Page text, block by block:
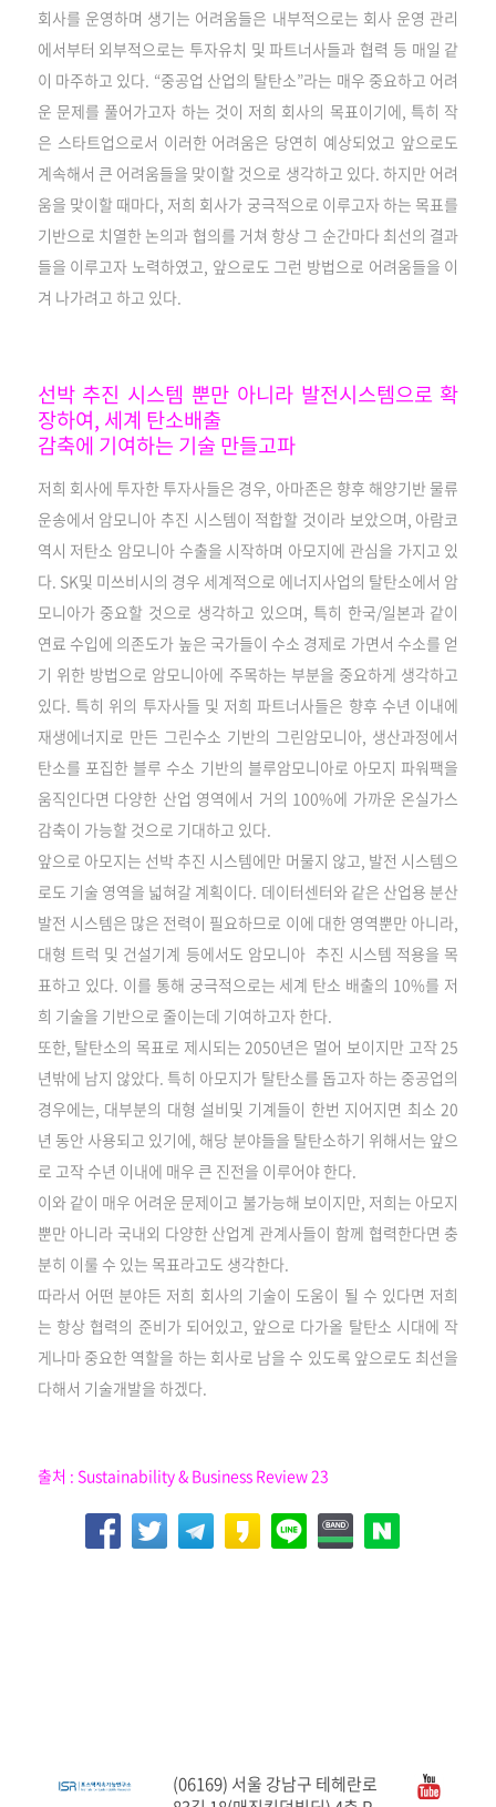
회사를 운영하며 생기는 어려움들은 내부적으로는 회사 운영 관리
에서부터 외부적으로는 투자유치 및 파트너사들과 협력 등 매일 같
이 마주하고 있다. “중공업 산업의 탈탄소”라는 매우 중요하고 어려
운 문제를 풀어가고자 하는 것이 저희 회사의 목표이기에, 특히 작
은 스타트업으로서 이러한 어려움은 당연히 예상되었고 앞으로도
계속해서 큰 어려움들을 맞이할 것으로 생각하고 있다. 하지만 어려
움을 맞이할 때마다, 저희 회사가 궁극적으로 이루고자 하는 목표를
기반으로 치열한 논의과 협의를 거쳐 항상 그 순간마다 최선의 결과
들을 이루고자 노력하였고, 앞으로도 그런 방법으로 어려움들을 이
겨 나가려고 하고 있다.
선박 추진 시스템 뿐만 아니라 발전시스템으로 확
장하여, 세계 탄소배출
감축에 기여하는 기술 만들고파
저희 회사에 투자한 투자사들은 경우, 아마존은 향후 해양기반 물류
운송에서 암모니아 추진 시스템이 적합할 것이라 보았으며, 아람코
역시 저탄소 암모니아 수출을 시작하며 아모지에 관심을 가지고 있
다. SK및 미쓰비시의 경우 세계적으로 에너지사업의 탈탄소에서 암
모니아가 중요할 것으로 생각하고 있으며, 특히 한국/일본과 같이
연료 수입에 의존도가 높은 국가들이 수소 경제로 가면서 수소를 얻
기 위한 방법으로 암모니아에 주목하는 부분을 중요하게 생각하고
있다. 특히 위의 투자사들 및 저희 파트너사들은 향후 수년 이내에
재생에너지로 만든 그린수소 기반의 그린암모니아, 생산과정에서
탄소를 포집한 블루 수소 기반의 블루암모니아로 아모지 파워팩을
움직인다면 다양한 산업 영역에서 거의 100%에 가까운 온실가스
감축이 가능할 것으로 기대하고 있다.
앞으로 아모지는 선박 추진 시스템에만 머물지 않고, 발전 시스템으
로도 기술 영역을 넓혀갈 계획이다. 데이터센터와 같은 산업용 분산
발전 시스템은 많은 전력이 필요하므로 이에 대한 영역뿐만 아니라,
대형 트럭 및 건설기계 등에서도 암모니아 추진 시스템 적용을 목
표하고 있다. 이를 통해 궁극적으로는 세계 탄소 배출의 10%를 저
희 기술을 기반으로 줄이는데 기여하고자 한다.
또한, 탈탄소의 목표로 제시되는 2050년은 멀어 보이지만 고작 25
년밖에 남지 않았다. 특히 아모지가 탈탄소를 돕고자 하는 중공업의
경우에는, 대부분의 대형 설비및 기계들이 한번 지어지면 최소 20
년 동안 사용되고 있기에, 해당 분야들을 탈탄소하기 위해서는 앞으
로 고작 수년 이내에 매우 큰 진전을 이루어야 한다.
이와 같이 매우 어려운 문제이고 불가능해 보이지만, 저희는 아모지
뿐만 아니라 국내외 다양한 산업계 관계사들이 함께 협력한다면 충
분히 이룰 수 있는 목표라고도 생각한다.
따라서 어떤 분야든 저희 회사의 기술이 도움이 될 수 있다면 저희
는 항상 협력의 준비가 되어있고, 앞으로 다가올 탈탄소 시대에 작
게나마 중요한 역할을 하는 회사로 남을 수 있도록 앞으로도 최선을
다해서 기술개발을 하겠다.
출처 : Sustainability & Business Review 23
(06169) 서울 강남구 테헤란로